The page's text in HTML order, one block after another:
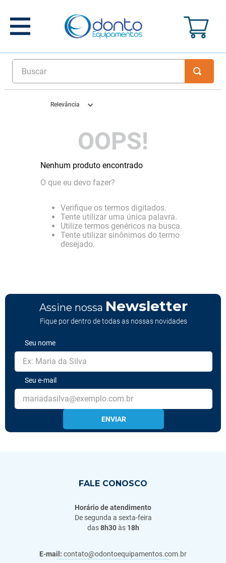
Buscar
Relevância
OOPS!
Nenhum produto encontrado
O que eu devo fazer?
Verifique os termos digitados.
Tente utilizar uma única palavra.
Utilize termos genéricos na busca.
Tente utilizar sinônimos do termo
desejado.
Assine nossa Newsletter
Fique por dentro de todas as nossas novidades
Seu nome
Seu e-mail
ENVIAR
FALE CONOSCO
Horário de atendimento
De segunda a sexta-feira
das8h30às 18h
E-mail: contato@odontoequipamentos.com.br